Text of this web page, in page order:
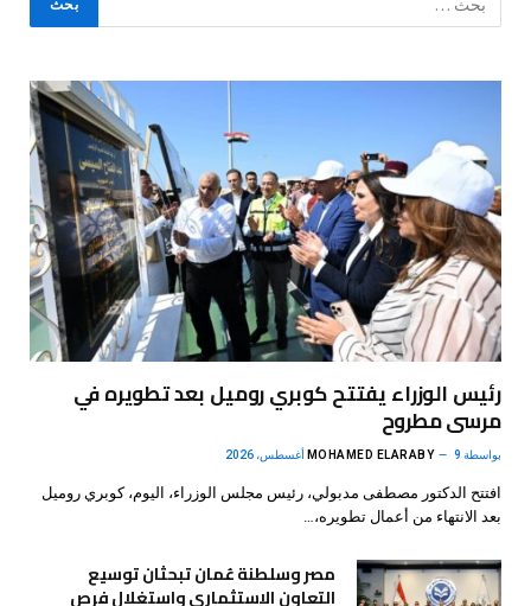
رئيس الوزراء يفتتح كوبري روميل بعد تطويره في
مرسى مطروح
بواسطة MOHAMED ELARABY 9 أغسطس، 2026
افتتح الدكتور مصطفى مدبولي، رئيس مجلس الوزراء، اليوم، كوبري روميل
بعد الانتهاء من أعمال تطويره،…
مصر وسلطنة عُمان تبحثان توسيع
التعاون الاستثماري واستغلال فرص